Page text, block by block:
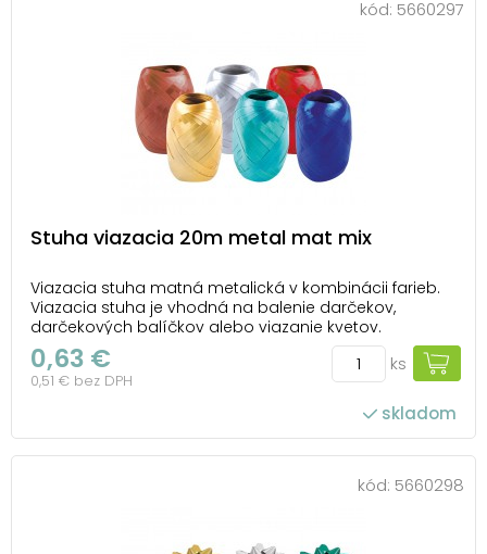
kód: 5660297
Stuha viazacia 20m metal mat mix
Viazacia stuha matná metalická v kombinácii farieb.
Viazacia stuha je vhodná na balenie darčekov,
darčekových balíčkov alebo viazanie kvetov.
Pretiahnutím koncov stuhy cez nožnice môžete
vytvoriť krásne kučery a stuhu rôzne stočiť. Vďaka
tomu bude váš darček krásne naaranžovaný. Dĺžka:
0,63 €
0,51 € bez DPH
ks
skladom
kód: 5660298